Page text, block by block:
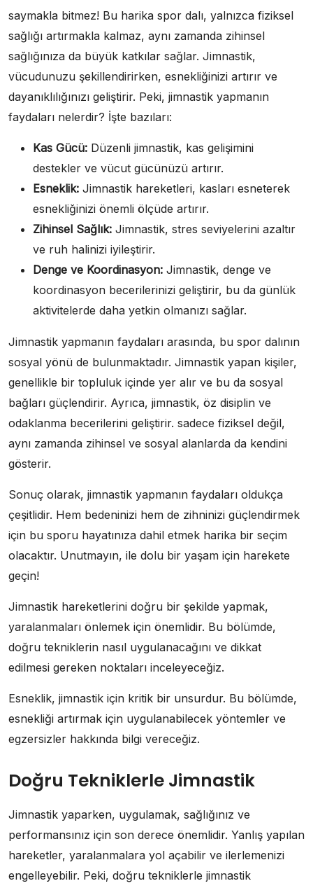
saymakla bitmez! Bu harika spor dalı, yalnızca fiziksel
sağlığı artırmakla kalmaz, aynı zamanda zihinsel
sağlığınıza da büyük katkılar sağlar. Jimnastik,
vücudunuzu şekillendirirken, esnekliğinizi artırır ve
dayanıklılığınızı geliştirir. Peki, jimnastik yapmanın
faydaları nelerdir? İşte bazıları:
Kas Gücü: Düzenli jimnastik, kas gelişimini
destekler ve vücut gücünüzü artırır.
Esneklik: Jimnastik hareketleri, kasları esneterek
esnekliğinizi önemli ölçüde artırır.
Zihinsel Sağlık: Jimnastik, stres seviyelerini azaltır
ve ruh halinizi iyileştirir.
Denge ve Koordinasyon: Jimnastik, denge ve
koordinasyon becerilerinizi geliştirir, bu da günlük
aktivitelerde daha yetkin olmanızı sağlar.
Jimnastik yapmanın faydaları arasında, bu spor dalının
sosyal yönü de bulunmaktadır. Jimnastik yapan kişiler,
genellikle bir topluluk içinde yer alır ve bu da sosyal
bağları güçlendirir. Ayrıca, jimnastik, öz disiplin ve
odaklanma becerilerini geliştirir. sadece fiziksel değil,
aynı zamanda zihinsel ve sosyal alanlarda da kendini
gösterir.
Sonuç olarak, jimnastik yapmanın faydaları oldukça
çeşitlidir. Hem bedeninizi hem de zihninizi güçlendirmek
için bu sporu hayatınıza dahil etmek harika bir seçim
olacaktır. Unutmayın, ile dolu bir yaşam için harekete
geçin!
Jimnastik hareketlerini doğru bir şekilde yapmak,
yaralanmaları önlemek için önemlidir. Bu bölümde,
doğru tekniklerin nasıl uygulanacağını ve dikkat
edilmesi gereken noktaları inceleyeceğiz.
Esneklik, jimnastik için kritik bir unsurdur. Bu bölümde,
esnekliği artırmak için uygulanabilecek yöntemler ve
egzersizler hakkında bilgi vereceğiz.
Doğru Tekniklerle Jimnastik
Jimnastik yaparken, uygulamak, sağlığınız ve
performansınız için son derece önemlidir. Yanlış yapılan
hareketler, yaralanmalara yol açabilir ve ilerlemenizi
engelleyebilir. Peki, doğru tekniklerle jimnastik